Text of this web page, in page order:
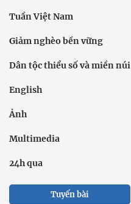
Tuần Việt Nam
Giảm nghèo bền vững
Dân tộc thiểu số và miền núi
English
Ảnh
Multimedia
24h qua
Tuyến bài